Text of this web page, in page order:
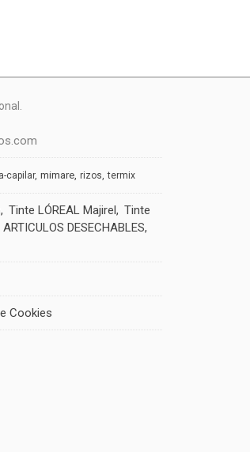
capilar mimare rizos termix
Tinte LÓREAL Majirel Tinte
ARTICULOS DESECHABLES
Cookies